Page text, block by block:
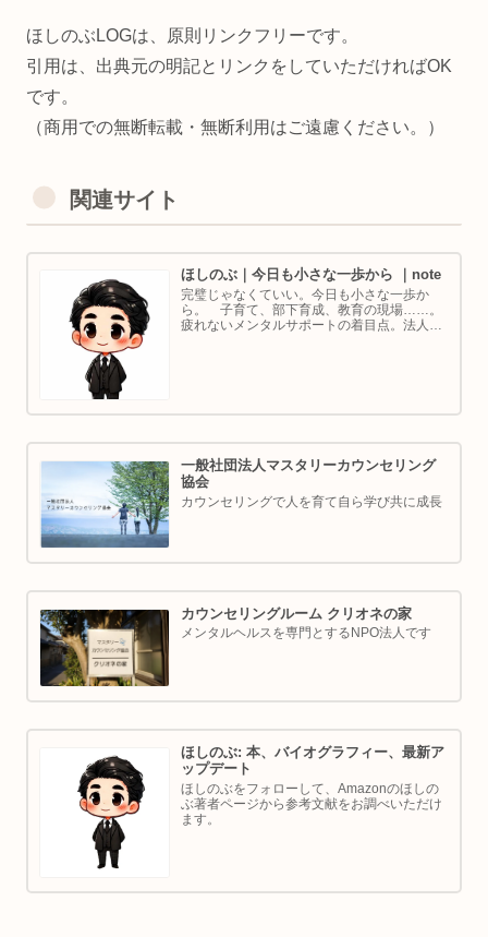
ほしのぶLOGは、原則リンクフリーです。
引用は、出典元の明記とリンクをしていただければOK
です。
（商用での無断転載・無断利用はご遠慮ください。）
関連サイト
ほしのぶ｜今日も小さな一歩から ｜note
完璧じゃなくていい。今日も小さな一歩か
ら。 子育て、部下育成、教育の現場……。
疲れないメンタルサポートの着目点。法人代
一般社団法人マスタリーカウンセリング
協会
カウンセリングで人を育て自ら学び共に成長
カウンセリングルーム クリオネの家
メンタルヘルスを専門とするNPO法人です
ほしのぶ: 本、バイオグラフィー、最新ア
ップデート
ほしのぶをフォローして、Amazonのほしの
ぶ著者ページから参考文献をお調べいただけ
ます。